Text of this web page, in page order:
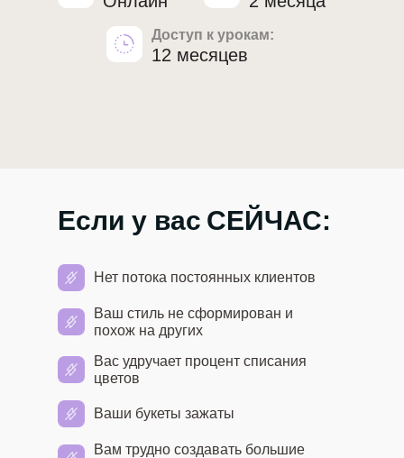
Доступ к урокам:
12 месяцев
Нет потока постоянных клиентов
Ваш стиль не сформирован и
похож на других
Вас удручает процент списания
цветов
Ваши букеты зажаты
Вам трудно создавать большие
Если у вас СЕЙЧАС: